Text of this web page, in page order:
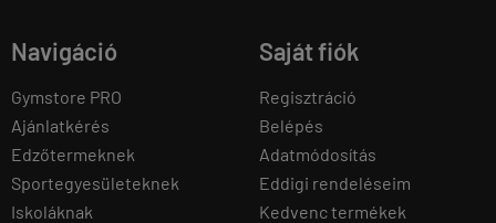
Navigáció
Gymstore PRO
Ajánlatkérés
Edzőtermeknek
Sportegyesületeknek
Iskoláknak
Saját fiók
Regisztráció
Belépés
Adatmódosítás
Eddigi rendeléseim
Kedvenc termékek